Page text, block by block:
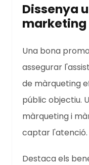
Dissenya
Una bona
assegurar
de màrqueting
públic objectiu.
màrqueting i
captar l'atenció.
Destaca els